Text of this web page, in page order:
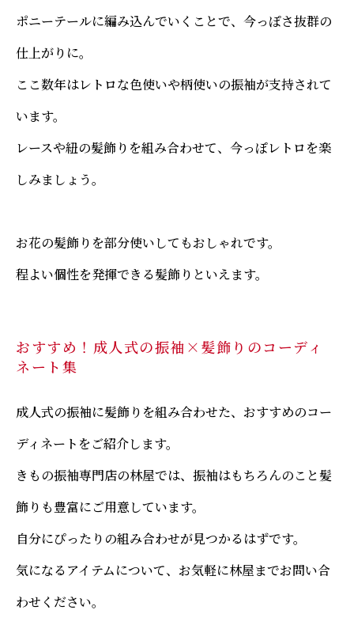
ポニーテールに編み込んでいくことで、今っぽさ抜群の
仕上がりに。
ここ数年はレトロな色使いや柄使いの振袖が支持されて
います。
レースや紐の髪飾りを組み合わせて、今っぽレトロを楽
しみましょう。
お花の髪飾りを部分使いしてもおしゃれです。
程よい個性を発揮できる髪飾りといえます。
おすすめ！成人式の振袖×髪飾りのコーディ
ネート集
成人式の振袖に髪飾りを組み合わせた、おすすめのコー
ディネートをご紹介します。
きもの振袖専門店の林屋では、振袖はもちろんのこと髪
飾りも豊富にご用意しています。
自分にぴったりの組み合わせが見つかるはずです。
気になるアイテムについて、お気軽に林屋までお問い合
わせください。